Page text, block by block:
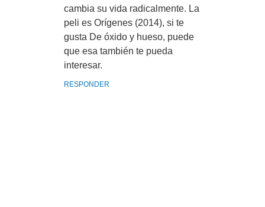
cambia su vida radicalmente. La
peli es Orígenes (2014), si te
gusta De óxido y hueso, puede
que esa también te pueda
interesar.
RESPONDER